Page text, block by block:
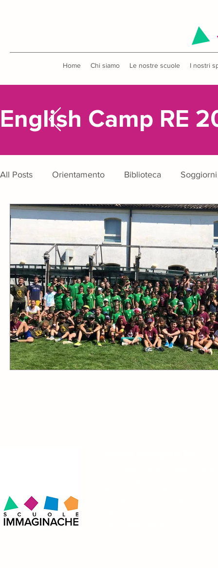
Home Chi siamo Le nostre scuole I nostri
English Camp RE
All Posts Orientamento Biblioteca
Metodo di studio Uscite didattiche
Settimana Azzurra Settimana Verde
Open Day Incontri genitori Quaresima